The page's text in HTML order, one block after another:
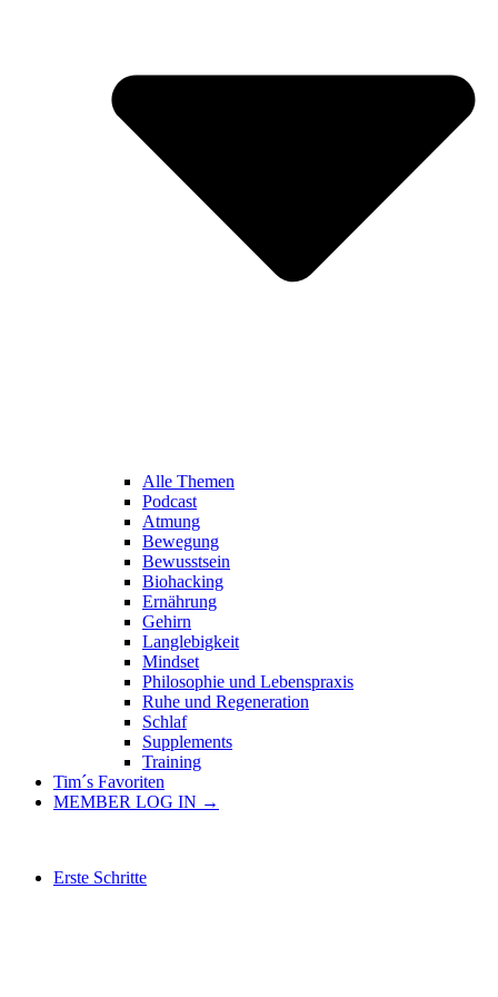
Alle Themen
Podcast
Atmung
Bewegung
Bewusstsein
Biohacking
Ernährung
Gehirn
Langlebigkeit
Mindset
Philosophie und Lebenspraxis
Ruhe und Regeneration
Schlaf
Supplements
Training
Tim´s Favoriten
MEMBER LOG IN →
Erste Schritte